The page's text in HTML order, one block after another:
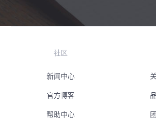
社区
新闻中心
官方博客
帮助中心